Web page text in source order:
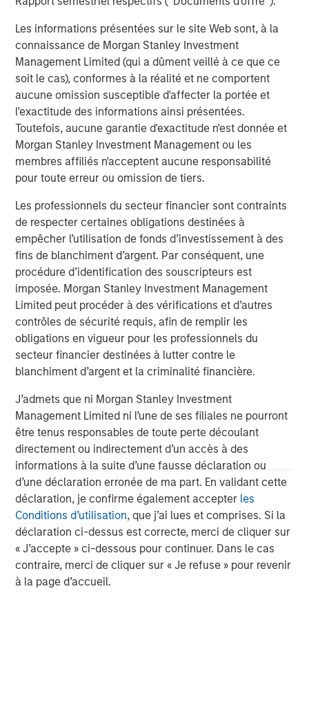
Les informations présentées sur le site Web sont, à la
connaissance de Morgan Stanley Investment
Management Limited (qui a dûment veillé à ce que ce
soit le cas), conformes à la réalité et ne comportent
aucune omission susceptible d'affecter la portée et
l'exactitude des informations ainsi présentées.
Toutefois, aucune garantie d'exactitude n'est donnée et
Morgan Stanley Investment Management ou les
membres affiliés n'acceptent aucune responsabilité
pour toute erreur ou omission de tiers.
Les professionnels du secteur financier sont contraints
de respecter certaines obligations destinées à
empêcher l’utilisation de fonds d’investissement à des
fins de blanchiment d’argent. Par conséquent, une
procédure d’identification des souscripteurs est
imposée. Morgan Stanley Investment Management
Limited peut procéder à des vérifications et d’autres
contrôles de sécurité requis, afin de remplir les
obligations en vigueur pour les professionnels du
secteur financier destinées à lutter contre le
blanchiment d’argent et la criminalité financière.
J’admets que ni Morgan Stanley Investment
Management Limited ni l’une de ses filiales ne pourront
être tenus responsables de toute perte découlant
directement ou indirectement d’un accès à des
informations à la suite d’une fausse déclaration ou
d’une déclaration erronée de ma part. En validant cette
déclaration, je confirme également accepter les
Conditions d’utilisation, que j’ai lues et comprises. Si la
déclaration ci-dessus est correcte, merci de cliquer sur
« J’accepte » ci-dessous pour continuer. Dans le cas
contraire, merci de cliquer sur « Je refuse » pour revenir
à la page d’accueil.
About Morgan Stanley Capital Partners
Morgan Stanley Capital Partners, part of Morgan Stanley
Investment Management, is a leading middle-market
private equity platform that has invested capital in a
broad spectrum of industries for over three decades.
Morgan Stanley Capital Partners focuses on privately
negotiated equity and equity-related investments
primarily in North America and seeks to create value in
portfolio companies primarily in a series of subsectors in
the business services, consumer, healthcare and
industrials markets with an emphasis on driving
significant organic and acquisition growth through an
operationally focused approach. For further information
about Morgan Stanley Capital Partners, please
visit www.morganstanley.com/im/capitalpartners.
About Morgan Stanley Investment Management
Morgan Stanley Investment Management, together with
its investment advisory affiliates, has more than 710
investment professionals around the world and $552
billion in assets under management or supervision as of
December 31, 2019. Morgan Stanley Investment
Management strives to provide outstanding long-term
investment performance, service and a comprehensive
suite of investment management solutions to a diverse
client base, which includes governments, institutions,
corporations and individuals worldwide. For further
information about Morgan Stanley Investment
Management, please visitwww.morganstanley.com/im
About Morgan Stanley
Morgan Stanley (NYSE: MS) is a leading global financial
services firm providing investment banking, securities,
wealth management and investment management